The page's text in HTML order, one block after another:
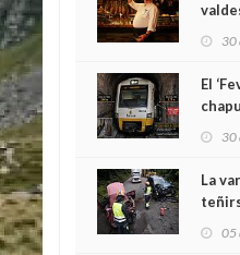
30
El
30
La
05